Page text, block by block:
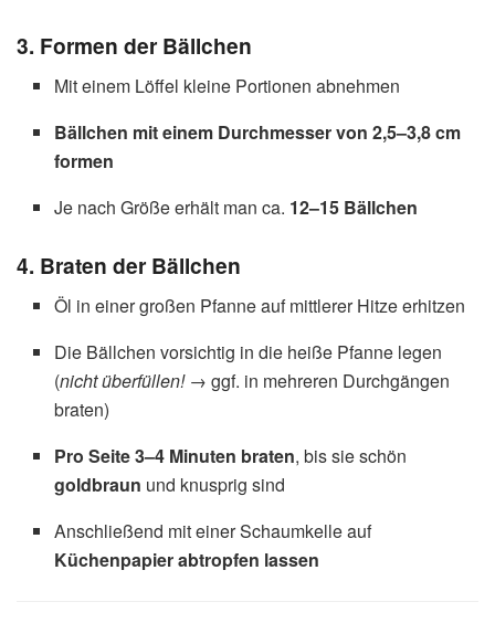
3. Formen der Bällchen
Mit einem Löffel kleine Portionen abnehmen
Bällchen mit einem Durchmesser von 2,5–3,8 cm
formen
Je nach Größe erhält man ca. 12–15 Bällchen
4. Braten der Bällchen
Öl in einer großen Pfanne auf mittlerer Hitze erhitzen
Die Bällchen vorsichtig in die heiße Pfanne legen
(nicht überfüllen!→ ggf. in mehreren Durchgängen
braten)
Pro Seite 3–4 Minuten braten, bis sie schön
goldbraun und knusprig sind
Anschließend mit einer Schaumkelle auf
Küchenpapier abtropfen lassen